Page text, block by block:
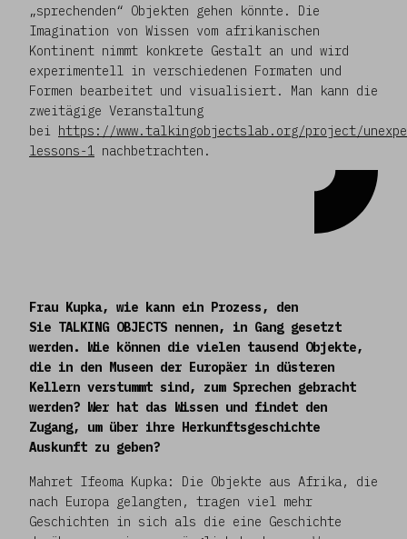
„sprechenden“ Objekten gehen könnte. Die
Imagination von Wissen vom afrikanischen
Kontinent nimmt konkrete Gestalt an und wird
experimentell in verschiedenen Formaten und
Formen bearbeitet und visualisiert. Man kann die
zweitägige Veranstaltung
bei https://www.talkingobjectslab.org/project/
lessons-1 nachbetrachten.
Frau Kupka, wie kann ein Prozess, den
Sie TALKING OBJECTS nennen, in Gang gesetzt
werden. Wie können die vielen tausend Objekte,
die in den Museen der Europäer in düsteren
Kellern verstummt sind, zum Sprechen gebracht
werden? Wer hat das Wissen und findet den
Zugang, um über ihre Herkunftsgeschichte
Auskunft zu geben?
Mahret Ifeoma Kupka: Die Objekte aus Afrika, die
nach Europa gelangten, tragen viel mehr
Geschichten in sich als die eine Geschichte